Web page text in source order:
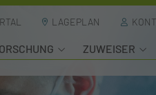
LAGEPLAN
ZUWEISER